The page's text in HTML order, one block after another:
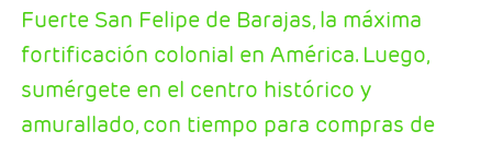
Fuerte San Felipe de Barajas, la máxima
fortificación colonial en América. Luego,
sumérgete en el centro histórico y
amurallado, con tiempo para compras de